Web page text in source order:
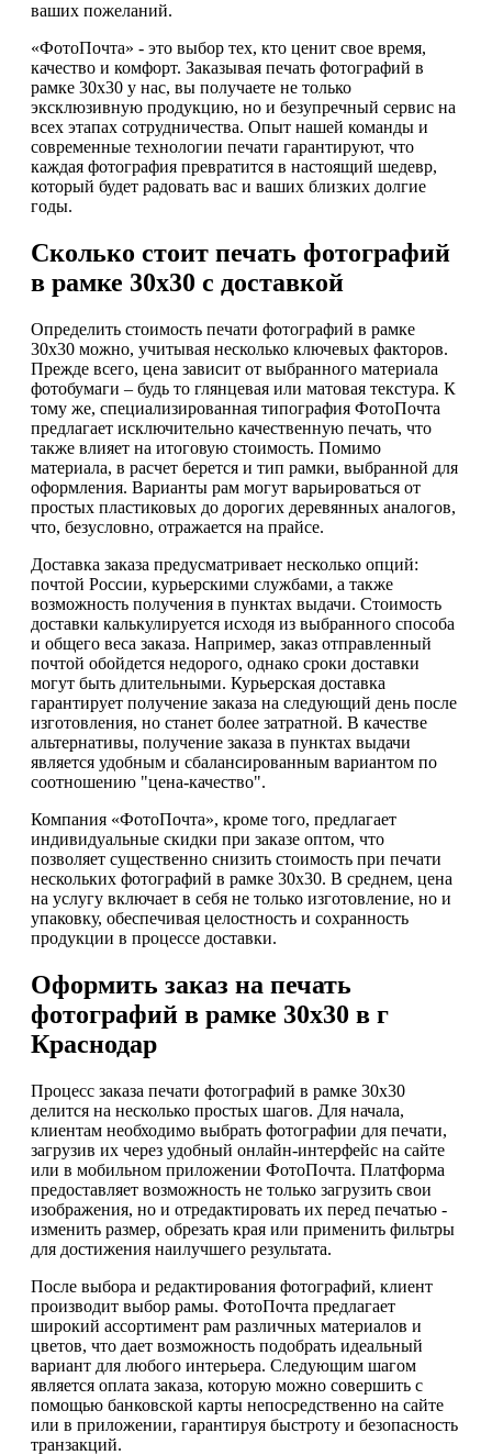
ваших пожеланий.
«ФотоПочта» - это выбор тех, кто ценит свое время,
качество и комфорт. Заказывая печать фотографий в
рамке 30х30 у нас, вы получаете не только
эксклюзивную продукцию, но и безупречный сервис на
всех этапах сотрудничества. Опыт нашей команды и
современные технологии печати гарантируют, что
каждая фотография превратится в настоящий шедевр,
который будет радовать вас и ваших близких долгие
годы.
Сколько стоит печать фотографий
в рамке 30х30 с доставкой
Определить стоимость печати фотографий в рамке
30х30 можно, учитывая несколько ключевых факторов.
Прежде всего, цена зависит от выбранного материала
фотобумаги – будь то глянцевая или матовая текстура. К
тому же, специализированная типография ФотоПочта
предлагает исключительно качественную печать, что
также влияет на итоговую стоимость. Помимо
материала, в расчет берется и тип рамки, выбранной для
оформления. Варианты рам могут варьироваться от
простых пластиковых до дорогих деревянных аналогов,
что, безусловно, отражается на прайсе.
Доставка заказа предусматривает несколько опций:
почтой России, курьерскими службами, а также
возможность получения в пунктах выдачи. Стоимость
доставки калькулируется исходя из выбранного способа
и общего веса заказа. Например, заказ отправленный
почтой обойдется недорого, однако сроки доставки
могут быть длительными. Курьерская доставка
гарантирует получение заказа на следующий день после
изготовления, но станет более затратной. В качестве
альтернативы, получение заказа в пунктах выдачи
является удобным и сбалансированным вариантом по
соотношению "цена-качество".
Компания «ФотоПочта», кроме того, предлагает
индивидуальные скидки при заказе оптом, что
позволяет существенно снизить стоимость при печати
нескольких фотографий в рамке 30х30. В среднем, цена
на услугу включает в себя не только изготовление, но и
упаковку, обеспечивая целостность и сохранность
продукции в процессе доставки.
Оформить заказ на печать
фотографий в рамке 30х30 в г
Краснодар
Процесс заказа печати фотографий в рамке 30x30
делится на несколько простых шагов. Для начала,
клиентам необходимо выбрать фотографии для печати,
загрузив их через удобный онлайн-интерфейс на сайте
или в мобильном приложении ФотоПочта. Платформа
предоставляет возможность не только загрузить свои
изображения, но и отредактировать их перед печатью -
изменить размер, обрезать края или применить фильтры
для достижения наилучшего результата.
После выбора и редактирования фотографий, клиент
производит выбор рамы. ФотоПочта предлагает
широкий ассортимент рам различных материалов и
цветов, что дает возможность подобрать идеальный
вариант для любого интерьера. Следующим шагом
является оплата заказа, которую можно совершить с
помощью банковской карты непосредственно на сайте
или в приложении, гарантируя быстроту и безопасность
транзакций.